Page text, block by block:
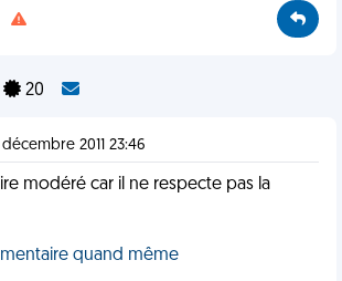
20
2011 23:46
modéré car il ne respecte pas la
quand même